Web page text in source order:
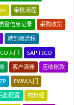
审批流程
量信息记录
采购收货
端到端流程
入门
SAP FICO
客户清账
应收账款
EWM入门
勤配置
物料组